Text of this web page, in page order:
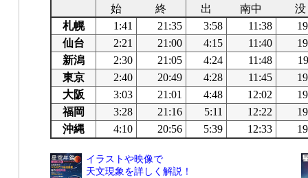
始
終 出 南中
没
札幌
1:41 21:35 3:58 11:38
仙台
2:21 21:00 4:15 11:40
新潟
2:30 21:05 4:24 11:48
東京
2:40 20:49 4:28 11:45
大阪
3:03 21:01 4:48 12:02
福岡
3:28 21:16 5:11 12:22
沖縄
4:10 20:56 5:39 12:33
イラストや映像で
天文現象を詳しく解説！